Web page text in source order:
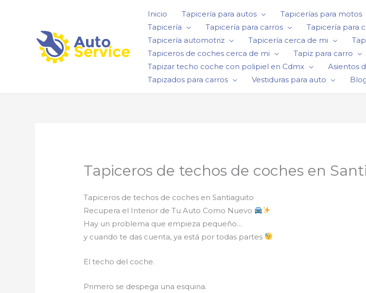
Inicio Tapicería para autos Tapicerías para motos
Tapicería
Tapicería para carros Tapicería para
Tapicería automotriz
Tapicería cerca de mi
Tapiceros de coches cerca de mi
Tapiz para carro
Tapizar techo coche con polipiel en Cdmx
Asientos
Tapizados para carros
Vestiduras para auto
Tapiceros de techos de coches en
Tapiceros de techos de coches en Santiaguito
Recupera el Interior de Tu Auto Como Nuevo
Hay un problema que empieza pequeño…
y cuando te das cuenta, ya está por todas partes
El techo del coche.
Primero se despega una esquina.